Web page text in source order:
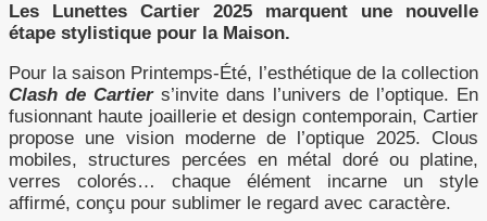
Les Lunettes Cartier 2025 marquent une nouvelle
étape stylistique pour la Maison.
Pour la saison Printemps-Été, l’esthétique de la collection
Clash de Cartiers’invite dans l’univers de l’optique. En
fusionnant haute joaillerie et design contemporain, Cartier
propose une vision moderne de l’optique 2025. Clous
mobiles, structures percées en métal doré ou platine,
verres colorés… chaque élément incarne un style
affirmé, conçu pour sublimer le regard avec caractère.